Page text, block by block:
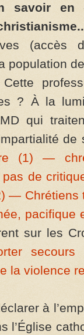
savoir
population
? À la
qui
(1) —
de
—
pacifique
sur les
secours
la violence
à
l’Église